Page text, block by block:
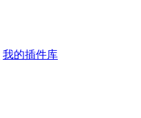
我的插件库